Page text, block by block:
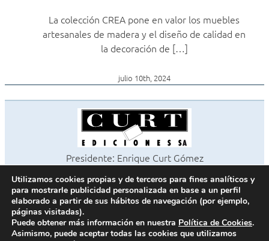
La colección CREA pone en valor los muebles
artesanales de madera y el diseño de calidad en
la decoración de […]
julio 10th, 2024
Presidente: Enrique Curt Gómez
©2026 Revista Cocinas y Baños
Todos los derechos reservados
Paseo de Gracia, 63. 1º 2ª. 08008 Barcelona -
Fax 933 183 505
Utilizamos cookies propias y de terceros para fines analíticos y
para mostrarle publicidad personalizada en base a un perfil
elaborado a partir de sus hábitos de navegación (por ejemplo,
páginas visitadas).
Puede obtener más información en nuestra Política de Cookies.
Asimismo, puede aceptar todas las cookies que utilizamos